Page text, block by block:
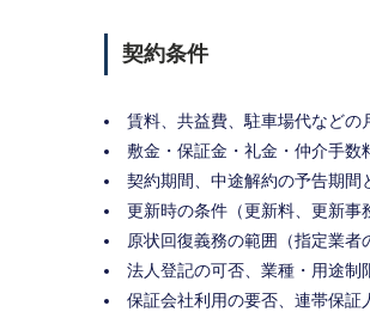
契約条件
賃料、共益費、駐車場代などの
敷金・保証金・礼金・仲介手数
契約期間、中途解約の予告期間
更新時の条件（更新料、更新事
原状回復義務の範囲（指定業者
法人登記の可否、業種・用途制
保証会社利用の要否、連帯保証